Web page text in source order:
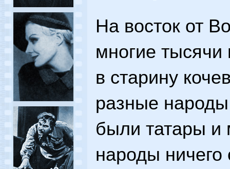
На восток от
многие тысячи
в старину
разные
были татары и
народы ничего